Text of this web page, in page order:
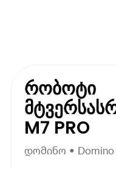
რობოტი
M7 PRO
დომინო • Domino